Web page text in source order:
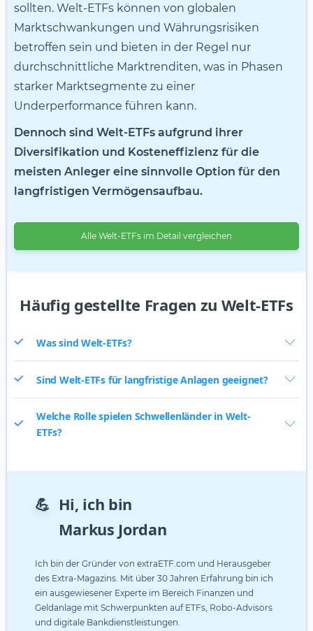
sollten. Welt-ETFs können von globalen
Marktschwankungen und Währungsrisiken
betroffen sein und bieten in der Regel nur
durchschnittliche Marktrenditen, was in Phasen
starker Marktsegmente zu einer
Underperformance führen kann.
Dennoch sind Welt-ETFs aufgrund ihrer
Diversifikation und Kosteneffizienz für die
meisten Anleger eine sinnvolle Option für den
langfristigen Vermögensaufbau.
Alle Welt-ETFs im Detail vergleichen
Häufig gestellte Fragen zu Welt-ETFs
Was sind Welt-ETFs?
Sind Welt-ETFs für langfristige Anlagen geeignet?
Welche Rolle spielen Schwellenländer in Welt-
ETFs?
💪 Hi, ich bin
Markus Jordan
Ich bin der Gründer von extraETF.com und Herausgeber
des Extra-Magazins. Mit über 30 Jahren Erfahrung bin ich
ein ausgewiesener Experte im Bereich Finanzen und
Geldanlage mit Schwerpunkten auf ETFs, Robo-Advisors
und digitale Bankdienstleistungen.